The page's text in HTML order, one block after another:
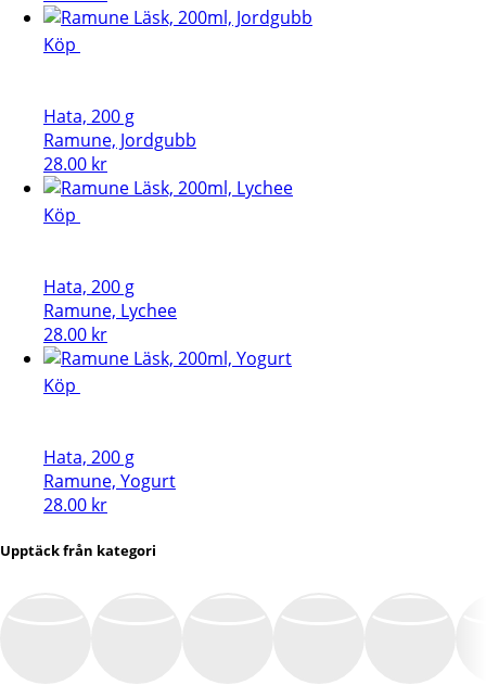
Köp
Hata, 200 g
Ramune, Jordgubb
28.00 kr
Köp
Hata, 200 g
Ramune, Lychee
28.00 kr
Köp
Hata, 200 g
Ramune, Yogurt
28.00 kr
Upptäck från kategori